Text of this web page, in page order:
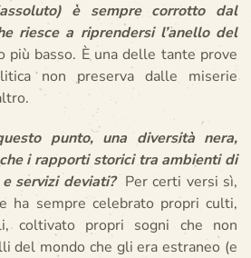
è sempre corrotto dal
riesce a riprendersi l’anello del
più basso. È una delle tante prove
non preserva dalle miserie
punto, una diversità nera,
i rapporti storici tra ambienti di
servizi deviati? Per certi versi sì,
ha sempre celebrato propri culti,
coltivato propri sogni che non
del mondo che gli era estraneo (e